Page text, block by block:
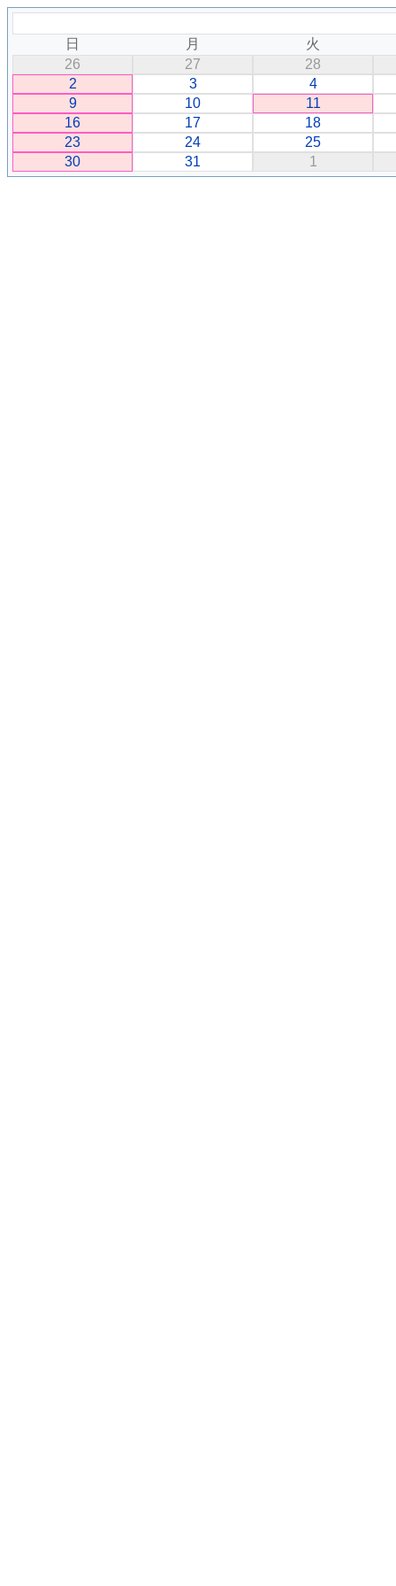
日 月
火
26
27
28
2
3
4
9
10
11
16
17
18
23
24
25
30
31 1